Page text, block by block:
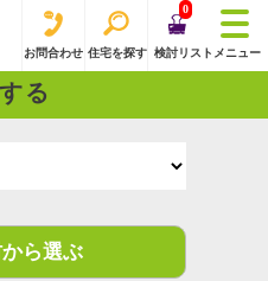
お問合わせ 住宅を探す
0
検討リスト メニュー
る
ら選ぶ